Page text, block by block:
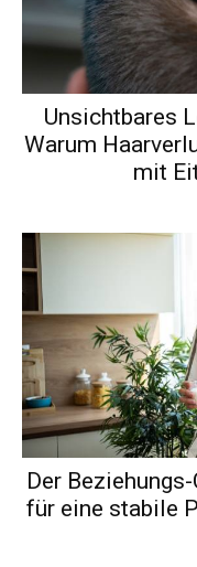
Unsichtbares
Warum
mit
Der
für eine stabile